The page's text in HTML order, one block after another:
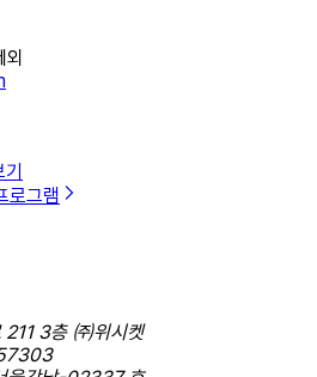
로그램
211 3층 ㈜위시켓